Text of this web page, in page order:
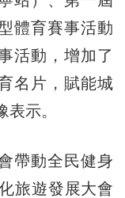
體育賽事活動
活動，增加了
名片，賦能城
示。
動全民健身
旅遊發展大會